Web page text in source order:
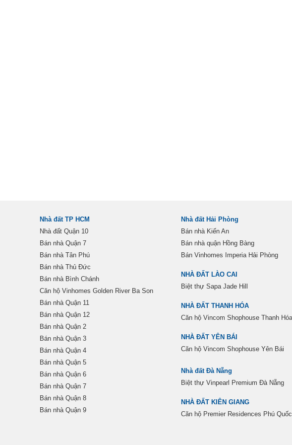
Nhà đất TP HCM
Nhà đất Quận 10
Bán nhà Quận 7
Bán nhà Tân Phú
Bán nhà Thủ Đức
Bán nhà Bình Chánh
Căn hộ Vinhomes Golden River Ba Son
Bán nhà Quận 11
Bán nhà Quận 12
Bán nhà Quận 2
Bán nhà Quận 3
Bán nhà Quận 4
Bán nhà Quận 5
Bán nhà Quận 6
Bán nhà Quận 7
Bán nhà Quận 8
Bán nhà Quận 9
Nhà đất Hải Phòng
Bán nhà Kiến An
Bán nhà quận Hồng Bàng
Bán Vinhomes Imperia Hải Phòng
NHÀ ĐẤT LÀO CAI
Biệt thự Sapa Jade Hill
NHÀ ĐẤT THANH HÓA
Căn hộ Vincom Shophouse Thanh Hóa
NHÀ ĐẤT YÊN BÁI
Căn hộ Vincom Shophouse Yên Bái
Nhà đất Đà Nẵng
Biệt thự Vinpearl Premium Đà Nẵng
NHÀ ĐẤT KIÊN GIANG
Căn hộ Premier Residences Phú Quốc